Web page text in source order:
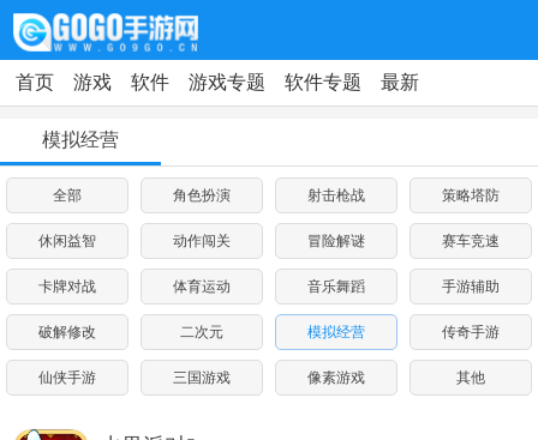
首页 游戏 软件 游戏专题 软件专题 最新
模拟经营
全部 角色扮演 射击枪战 策略塔防
休闲益智 动作闯关 冒险解谜 赛车竞速
卡牌对战 体育运动 音乐舞蹈 手游辅助
破解修改 二次元 模拟经营 传奇手游
仙侠手游 三国游戏 像素游戏 其他